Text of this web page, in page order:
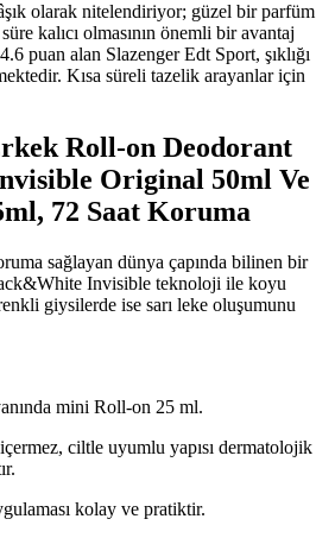
olarak nitelendiriyor; güzel bir parfüm
kalıcı olmasının önemli bir avantaj
puan alan Slazenger Edt Sport, şıklığı
Kısa süreli tazelik arayanlar için
Roll-on Deodorant
Original 50ml Ve
72 Saat Koruma
sağlayan dünya çapında bilinen bir
Invisible teknoloji ile koyu
giysilerde ise sarı leke oluşumunu
mini Roll-on 25 ml.
ciltle uyumlu yapısı dermatolojik
kolay ve pratiktir.